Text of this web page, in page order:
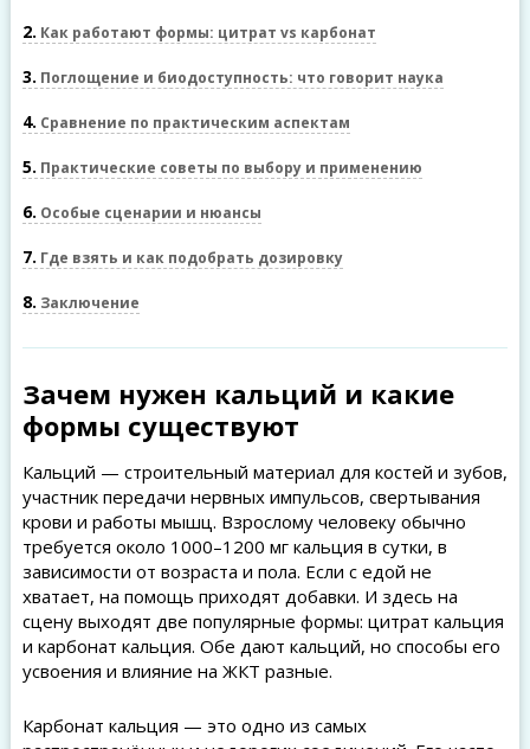
2 Как работают формы: цитрат vs карбонат
3 Поглощение и биодоступность: что говорит наука
4 Сравнение по практическим аспектам
5 Практические советы по выбору и применению
6 Особые сценарии и нюансы
7 Где взять и как подобрать дозировку
8 Заключение
Зачем нужен кальций и какие
формы существуют
Кальций — строительный материал для костей и зубов,
участник передачи нервных импульсов, свертывания
крови и работы мышц. Взрослому человеку обычно
требуется около 1000–1200 мг кальция в сутки, в
зависимости от возраста и пола. Если с едой не
хватает, на помощь приходят добавки. И здесь на
сцену выходят две популярные формы: цитрат кальция
и карбонат кальция. Обе дают кальций, но способы его
усвоения и влияние на ЖКТ разные.
Карбонат кальция — это одно из самых